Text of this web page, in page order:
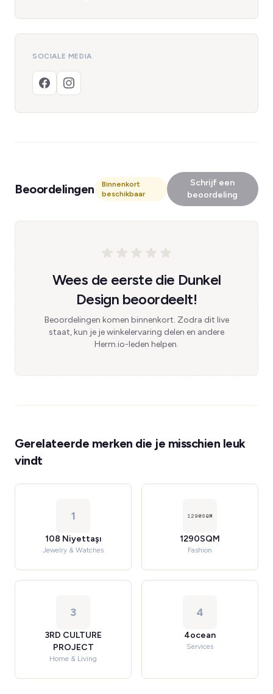
SOCIALE MEDIA
Beoordelingen
Binnenkort
beschikbaar
Schrijf een
beoordeling
Wees de eerste die Dunkel
Design beoordeelt!
Beoordelingen komen binnenkort. Zodra dit live
staat, kun je je winkelervaring delen en andere
Herm.io-leden helpen.
Gerelateerde merken die je misschien leuk
vindt
1
108 Niyettaşı
Jewelry & Watches
1290SQM
Fashion
3
3RD CULTURE
PROJECT
Home & Living
4
4ocean
Services